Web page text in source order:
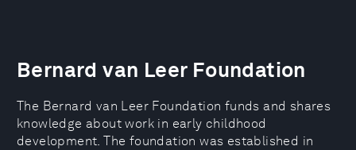
Bernard van Leer Foundation
The Bernard van Leer Foundation funds and shares
knowledge about work in early childhood
development. The foundation was established in